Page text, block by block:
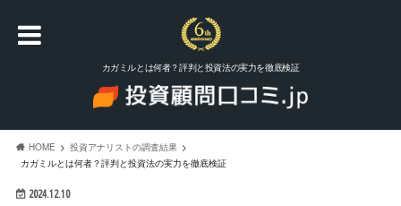
カガミルとは何者？評判と投資法の実力を徹底検証
HOME
投資アナリストの調査結果
カガミルとは何者？評判と投資法の実力を徹底検証
2024.12.10